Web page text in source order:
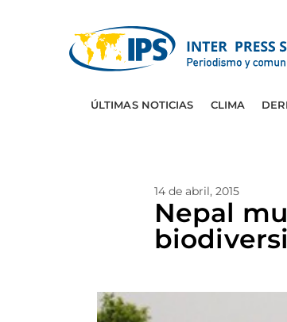
ÚLTIMAS NOTICIAS CLIMA
14 de abril, 2015
Nepal